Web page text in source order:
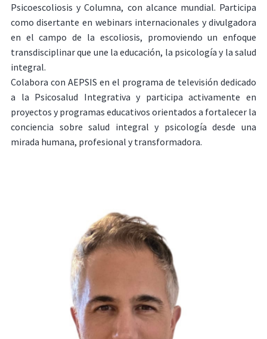
Psicoescoliosis y Columna, con alcance mundial. Participa
como disertante en webinars internacionales y divulgadora
en el campo de la escoliosis, promoviendo un enfoque
transdisciplinar que une la educación, la psicología y la salud
integral.
Colabora con AEPSIS en el programa de televisión dedicado
a la Psicosalud Integrativa y participa activamente en
proyectos y programas educativos orientados a fortalecer la
conciencia sobre salud integral y psicología desde una
mirada humana, profesional y transformadora.